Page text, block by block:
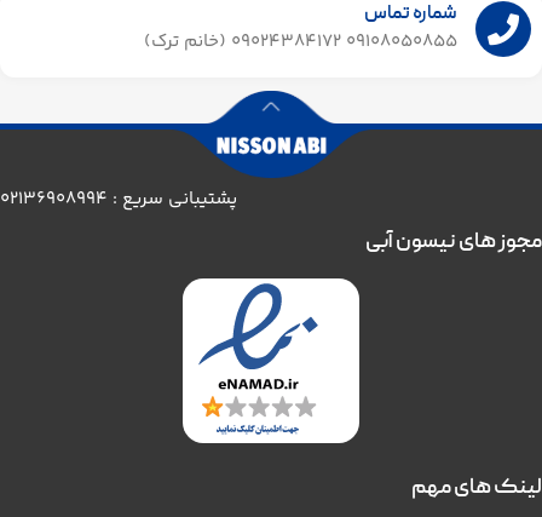
شماره تماس
09108050855 09024384172 (خانم ترک)
پشتیبانی سریع : 02136908994
لینک های مهم
مجوز های نیسون آبی